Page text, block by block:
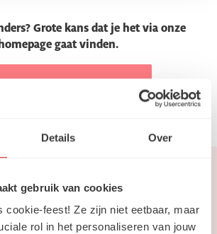
Details Over
gebruik van cookies
cookie-feest! Ze zijn niet eetbaar, maar
rol in het personaliseren van jouw
Grote kans dat je het via onze
homepage gaat vinden.
hoogtevan